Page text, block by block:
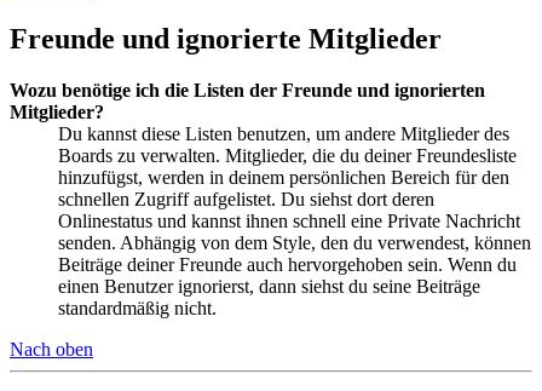
Freunde und ignorierte Mitglieder
Wozu benötige ich die Listen der Freunde und ignorierten
Mitglieder?
Du kannst diese Listen benutzen, um andere Mitglieder des
Boards zu verwalten. Mitglieder, die du deiner Freundesliste
hinzufügst, werden in deinem persönlichen Bereich für den
schnellen Zugriff aufgelistet. Du siehst dort deren
Onlinestatus und kannst ihnen schnell eine Private Nachricht
senden. Abhängig von dem Style, den du verwendest, können
Beiträge deiner Freunde auch hervorgehoben sein. Wenn du
einen Benutzer ignorierst, dann siehst du seine Beiträge
standardmäßig nicht.
Nach oben